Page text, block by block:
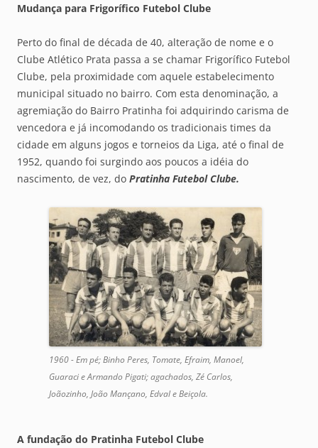
Mudança para Frigorífico Futebol Clube
Perto do final de década de 40, alteração de nome e o
Clube Atlético Prata passa a se chamar Frigorífico Futebol
Clube, pela proximidade com aquele estabelecimento
municipal situado no bairro. Com esta denominação, a
agremiação do Bairro Pratinha foi adquirindo carisma de
vencedora e já incomodando os tradicionais times da
cidade em alguns jogos e torneios da Liga, até o final de
1952, quando foi surgindo aos poucos a idéia do
nascimento, de vez, do Pratinha Futebol Clube.
1960 - Em pé; Binho Peres, Tomate, Efraim, Manoel,
Guaraci e Armando Pigati; agachados, Zé Carlos,
Joãozinho, João Mançano, Edval e Beiçola.
A fundação do Pratinha Futebol Clube